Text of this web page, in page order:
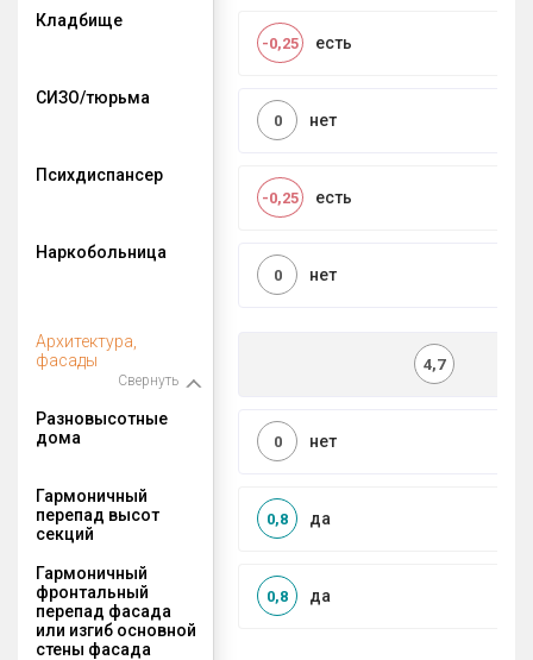
Кладбище
есть
-0,25
СИЗО/тюрьма
нет
0
Психдиспансер
есть
-0,25
Наркобольница
нет
0
Архитектура,
фасады
Свернуть
4,7
Разновысотные
дома
нет
0
Гармоничный
перепад высот
секций
да
0,8
Гармоничный
фронтальный
перепад фасада
или изгиб основной
стены фасада
да
0,8